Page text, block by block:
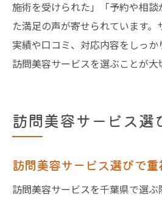
施術を受けられた」「予約や相談
た満足の声が寄せられています。
実績や口コミ、対応内容をしっ
訪問美容サービスを選ぶことが大
訪問美容サービス選
訪問美容サービス選びで
訪問美容サービスを千葉県で選